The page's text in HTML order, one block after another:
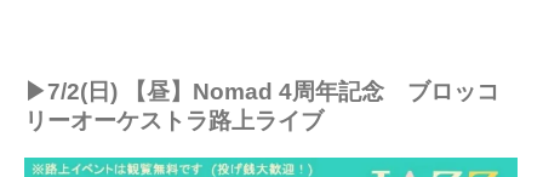
▶︎7/2(日) 【昼】Nomad 4周年記念 ブロッコ
リーオーケストラ路上ライブ